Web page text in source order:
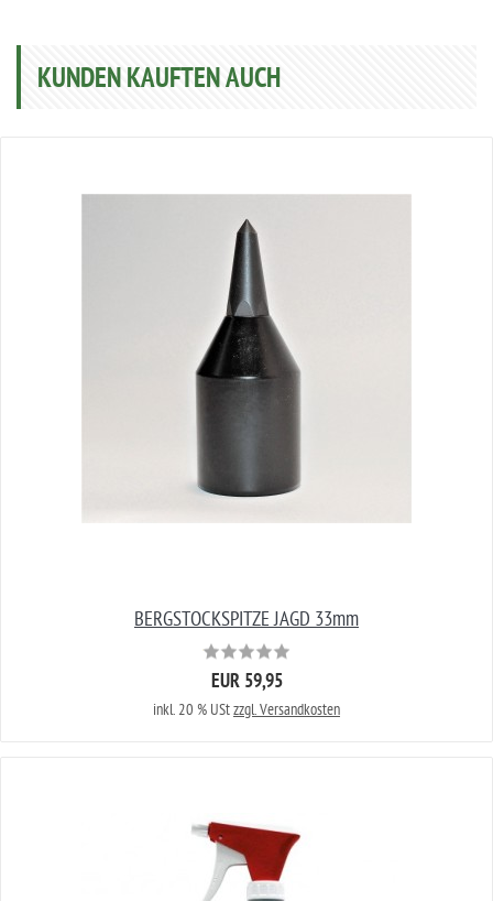
KUNDEN KAUFTEN AUCH
BERGSTOCKSPITZE JAGD 33mm
EUR 59,95
inkl. 20 % UStzzgl. Versandkosten